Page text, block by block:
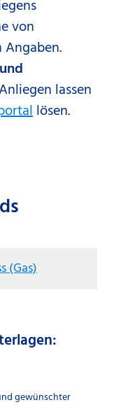
von
lassen
lösen.
(Gas)
gewünschter